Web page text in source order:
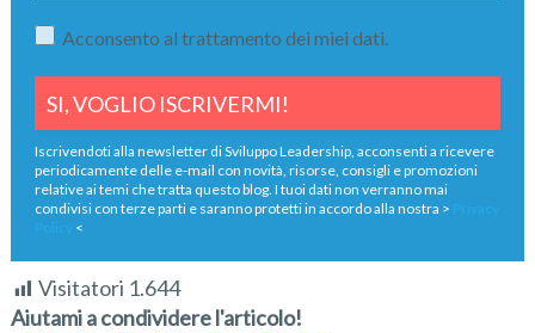
Acconsento al trattamento dei miei dati.
Iscrivendoti alla newsletter di Sviluppo Leadership, acconsenti a ricevere
periodicamente delle e-mail con novità, risorse, consigli e promozioni
relative ai temi che tratta questo blog. I tuoi dati non verranno mai
condivisi con terze parti e saranno protetti in accordo alla nostra > Privacy
Policy
<
Visitatori 1.644
Aiutami a condividere l'articolo!